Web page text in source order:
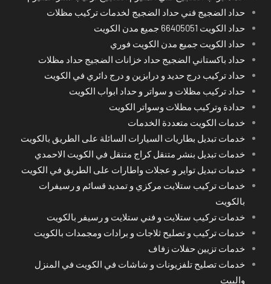
حداد الضجيج فني حداد الضجيج لخدمات تركيب مظلات
حداد الكويت 66405051 جميع مدن الكويت
حداد الكويت جميع مدن الكويت فوري
حداد باكستاني الضجيج حداد خزانات الضجيج حداد مظلات
حداد تركيب درج حديد و درابزين و درج دائري في الكويت
حداد تركيب مظلات و سواتر و حداد ابواب الكويت
حدادة وتركيب مظلات وسواتر الكويت
خدمات الكويت متعددة الخدمات
خدمات تبديل بطاريات السيارات السائلة على الطريق بالكويت
خدمات تبديل بنشر متنقل كراج متنقل في الكويت الاحمدي
خدمات تبديل تواير و عجلات واطارات على الطريق في الكويت
خدمات تركيب ستلايت مركزي و تمديد قسائم و رسيفرات
بالكويت
خدمات تركيب ستلايت و فني ستلايت و رسيفر بالكويت
خدمات تركيب و تصليح ثلاجات و برادات ومجمدات بالكويت
خدمات تزيين حفلات زفاف
خدمات تصليح تلفزيونات و شاشات في الكويت في المنزل
والبيت